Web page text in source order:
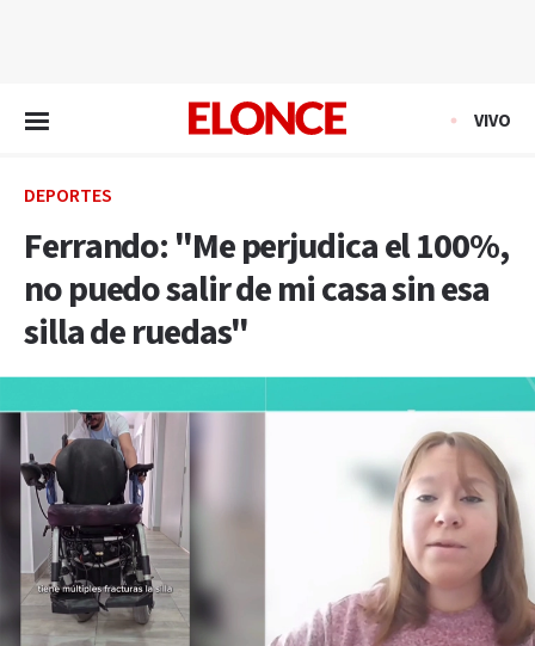
VIVO
DEPORTES
Ferrando: "Me perjudica el 100%,
no puedo salir de mi casa sin esa
silla de ruedas"